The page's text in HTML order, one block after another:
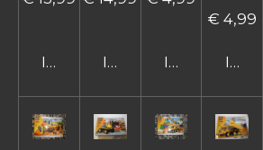
In winkelwagenIn winkelwagen
In
€ 4,99
In